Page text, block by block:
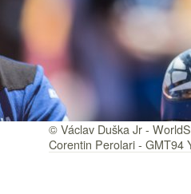
© Václav Duška Jr -
Corentin Perolari - GMT94